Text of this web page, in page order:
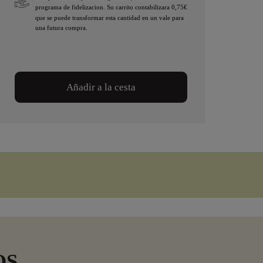
programa de fidelizacion. Su carrito contabilizara 0,75€
que se puede transformar esta cantidad en un vale para
una futura compra.
Añadir a la cesta